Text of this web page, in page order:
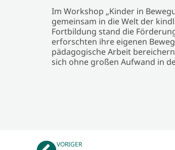
Im Workshop „Kinder in
gemeinsam in die Welt der
Fortbildung stand die
erforschten ihre eigenen
pädagogische Arbeit
sich ohne großen Aufwand in
VORIGER